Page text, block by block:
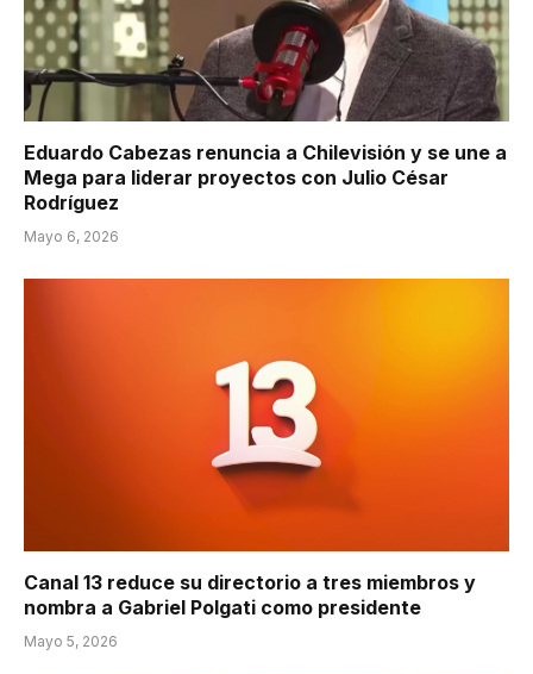
Eduardo Cabezas renuncia a Chilevisión y se une a
Mega para liderar proyectos con Julio César
Rodríguez
Mayo 6, 2026
Canal 13 reduce su directorio a tres miembros y
nombra a Gabriel Polgati como presidente
Mayo 5, 2026